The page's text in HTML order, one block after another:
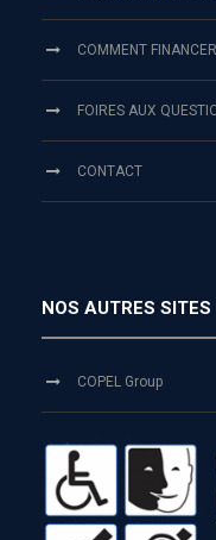
COMMENT
FOIRES AUX
CONTACT
NOS AUTRES SITES
COPEL Group